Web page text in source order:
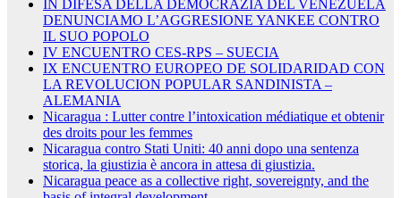
IN DIFESA DELLA DEMOCRAZIA DEL VENEZUELA
DENUNCIAMO L’AGGRESIONE YANKEE CONTRO
IL SUO POPOLO
IV ENCUENTRO CES-RPS – SUECIA
IX ENCUENTRO EUROPEO DE SOLIDARIDAD CON
LA REVOLUCION POPULAR SANDINISTA –
ALEMANIA
Nicaragua : Lutter contre l’intoxication médiatique et obtenir
des droits pour les femmes
Nicaragua contro Stati Uniti: 40 anni dopo una sentenza
storica, la giustizia è ancora in attesa di giustizia.
Nicaragua peace as a collective right, sovereignty, and the